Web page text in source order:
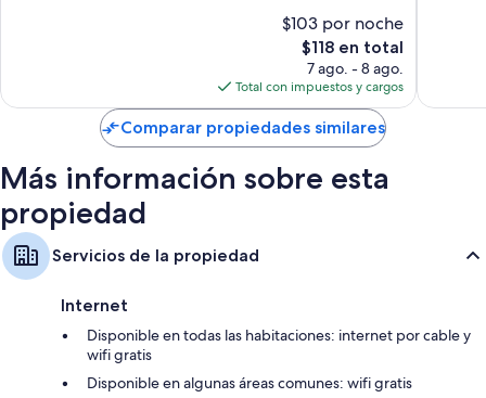
Armarios o clósets, cocinetas y refrigeradores$103 por noche
El
precio
actual
es
de
$118
$118 en total
7 ago. - 8 ago.
Total con impuestos y cargos
Comparar propiedades similares
Más información sobre esta
propiedad
Servicios de la propiedad
Internet
Disponible en todas las habitaciones: internet por cable y
wifi gratis
Disponible en algunas áreas comunes: wifi gratis